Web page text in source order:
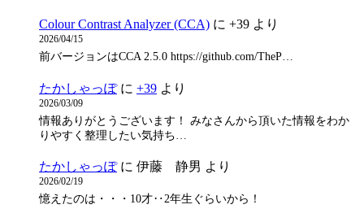
Colour Contrast Analyzer (CCA) に +39 より
2026/04/15
前バージョンはCCA 2.5.0 https://github.com/TheP…
たかしゃっぽに +39 より
2026/03/09
情報ありがとうございます！ みなさんから頂いた情報をわか
りやすく整理したい気持ち…
たかしゃっぽに 伊藤 静男 より
2026/02/19
憶えたのは・・・10才‥2年生ぐらいから！